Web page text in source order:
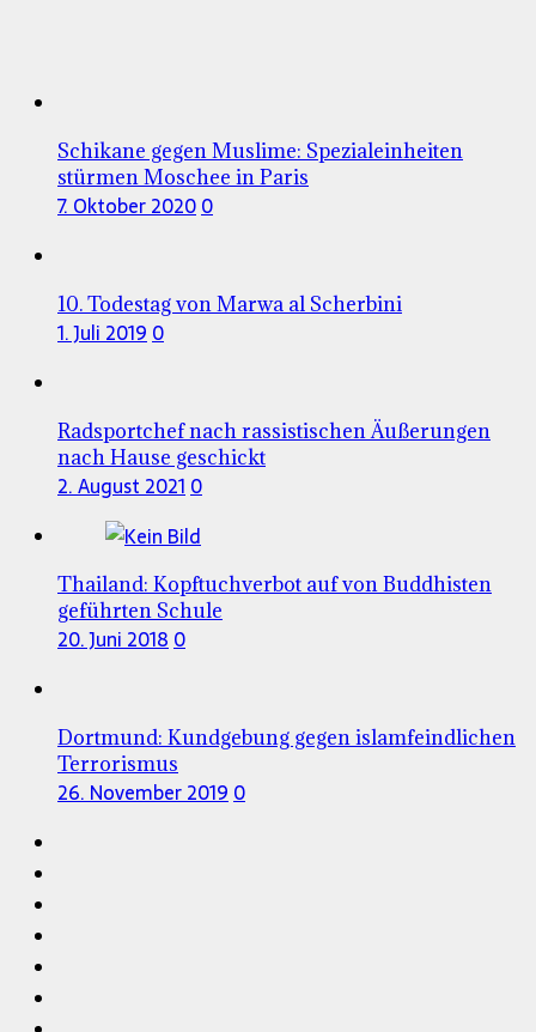
Schikane gegen Muslime: Spezialeinheiten
stürmen Moschee in Paris
7. Oktober 20200
10. Todestag von Marwa al Scherbini
1. Juli 20190
Radsportchef nach rassistischen Äußerungen
nach Hause geschickt
2. August 20210
Thailand: Kopftuchverbot auf von Buddhisten
geführten Schule
20. Juni 20180
Dortmund: Kundgebung gegen islamfeindlichen
Terrorismus
26. November 20190